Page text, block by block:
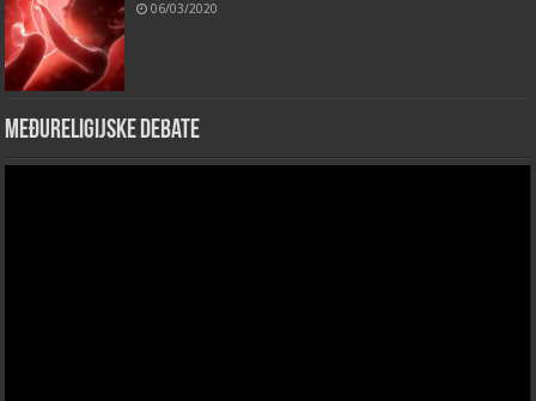
06/03/2020
Međureligijske debate